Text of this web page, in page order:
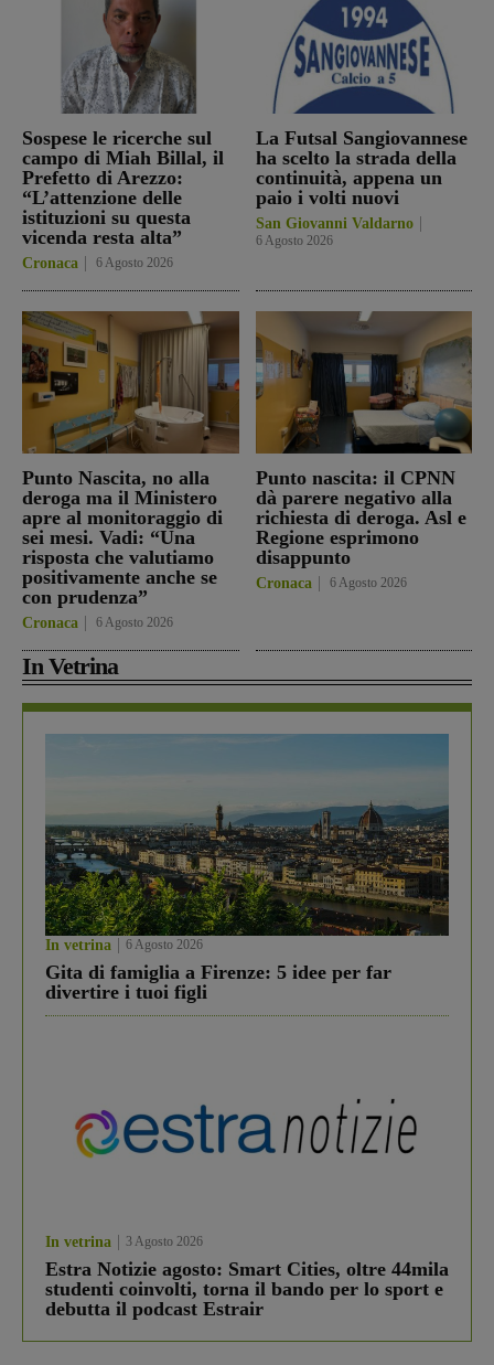
Sospese le ricerche sul
campo di Miah Billal, il
Prefetto di Arezzo:
“L’attenzione delle
istituzioni su questa
vicenda resta alta”
Cronaca 6 Agosto 2026
La Futsal Sangiovannese
ha scelto la strada della
continuità, appena un
paio i volti nuovi
San Giovanni Valdarno
6 Agosto 2026
Punto Nascita, no alla
deroga ma il Ministero
apre al monitoraggio di
sei mesi. Vadi: “Una
risposta che valutiamo
positivamente anche se
con prudenza”
Cronaca 6 Agosto 2026
Punto nascita: il CPNN
dà parere negativo alla
richiesta di deroga. Asl e
Regione esprimono
disappunto
Cronaca 6 Agosto 2026
In Vetrina
In vetrina 6 Agosto 2026
Gita di famiglia a Firenze: 5 idee per far
divertire i tuoi figli
In vetrina 3 Agosto 2026
Estra Notizie agosto: Smart Cities, oltre 44mila
studenti coinvolti, torna il bando per lo sport e
debutta il podcast Estrair